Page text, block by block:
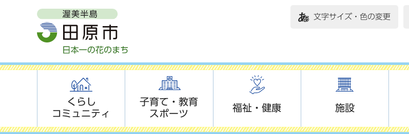
文字サイズ・色の変更
くらし
コミュニティ
子育て・教育
スポーツ
福祉・健康 施設